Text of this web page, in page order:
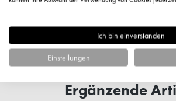
Ergänzende
Ich bin einverstanden
Einstellungen